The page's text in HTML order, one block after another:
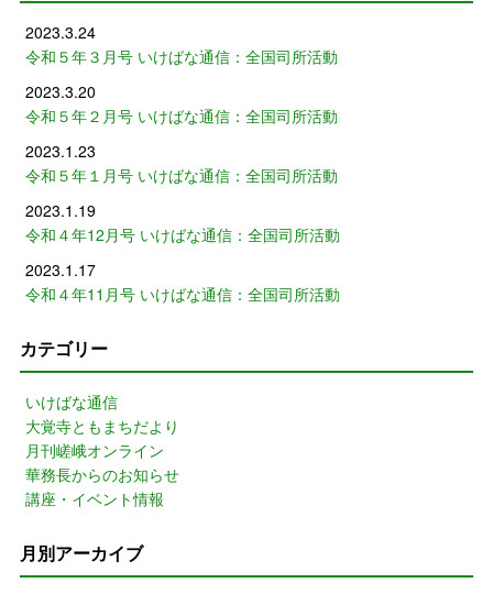
2023.3.24
令和５年３月号 いけばな通信：全国司所活動
2023.3.20
令和５年２月号 いけばな通信：全国司所活動
2023.1.23
令和５年１月号 いけばな通信：全国司所活動
2023.1.19
令和４年12月号 いけばな通信：全国司所活動
2023.1.17
令和４年11月号 いけばな通信：全国司所活動
カテゴリー
いけばな通信
大覚寺ともまちだより
月刊嵯峨オンライン
華務長からのお知らせ
講座・イベント情報
月別アーカイブ